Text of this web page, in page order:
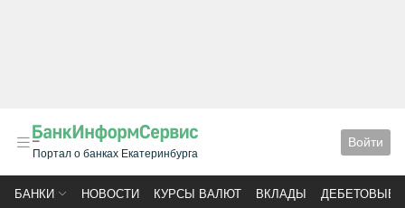
Портал о банках Екатеринбурга
Войти
БАНКИ НОВОСТИ КУРСЫ ВАЛЮТ ВКЛАДЫ ДЕБЕТОВЫЕ